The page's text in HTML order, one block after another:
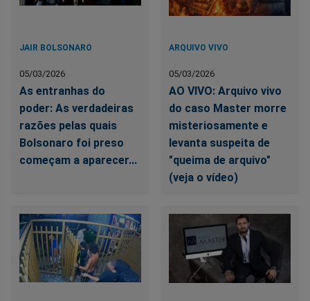
JAIR BOLSONARO
05/03/2026
As entranhas do
poder: As verdadeiras
razões pelas quais
Bolsonaro foi preso
começam a aparecer...
ARQUIVO VIVO
05/03/2026
AO VIVO: Arquivo vivo
do caso Master morre
misteriosamente e
levanta suspeita de
"queima de arquivo"
(veja o vídeo)